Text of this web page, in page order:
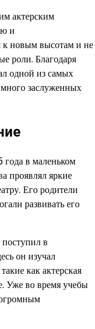
актерским
и
к новым высотам и не
роли. Благодаря
одной из самых
заслуженных
года в маленьком
проявлял яркие
Его родители
развивать его
в
он изучал
как актерская
Уже во время учебы